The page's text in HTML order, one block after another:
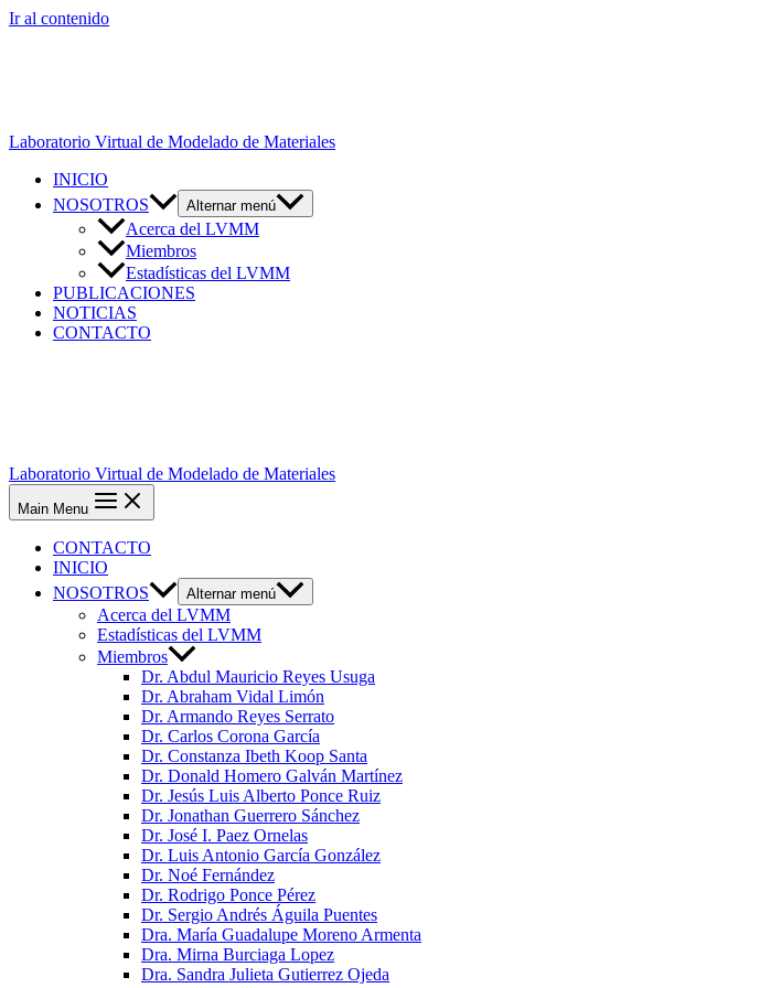
Ir al contenido
Laboratorio Virtual de Modelado de Materiales
INICIO
NOSOTROS
Alternar menú
Acerca del LVMM
Miembros
Estadísticas del LVMM
PUBLICACIONES
NOTICIAS
CONTACTO
Laboratorio Virtual de Modelado de Materiales
Main Menu
CONTACTO
INICIO
NOSOTROS
Alternar menú
Acerca del LVMM
Estadísticas del LVMM
Miembros
Dr. Abdul Mauricio Reyes Usuga
Dr. Abraham Vidal Limón
Dr. Armando Reyes Serrato
Dr. Carlos Corona García
Dr. Constanza Ibeth Koop Santa
Dr. Donald Homero Galván Martínez
Dr. Jesús Luis Alberto Ponce Ruiz
Dr. Jonathan Guerrero Sánchez
Dr. José I. Paez Ornelas
Dr. Luis Antonio García González
Dr. Noé Fernández
Dr. Rodrigo Ponce Pérez
Dr. Sergio Andrés Águila Puentes
Dra. María Guadalupe Moreno Armenta
Dra. Mirna Burciaga Lopez
Dra. Sandra Julieta Gutierrez Ojeda